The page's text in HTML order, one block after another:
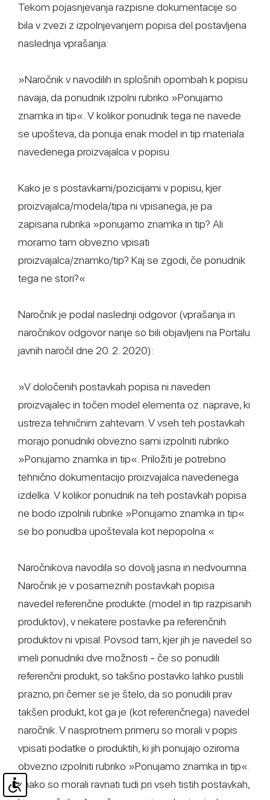
Tekom pojasnjevanja razpisne dokumentacije so
bila v zvezi z izpolnjevanjem popisa del postavljena
naslednja vprašanja:
»Naročnik v navodilih in splošnih opombah k popisu
navaja, da ponudnik izpolni rubriko »Ponujamo
znamka in tip«. V kolikor ponudnik tega ne navede
se upošteva, da ponuja enak model in tip materiala
navedenega proizvajalca v popisu.
Kako je s postavkami/pozicijami v popisu, kjer
proizvajalca/modela/tipa ni vpisanega, je pa
zapisana rubrika »ponujamo znamka in tip? Ali
moramo tam obvezno vpisati
proizvajalca/znamko/tip? Kaj se zgodi, če ponudnik
tega ne stori?«
Naročnik je podal naslednji odgovor (vprašanja in
naročnikov odgovor nanje so bili objavljeni na Portalu
javnih naročil dne 20. 2. 2020):
»V določenih postavkah popisa ni naveden
proizvajalec in točen model elementa oz. naprave, ki
ustreza tehničnim zahtevam. V vseh teh postavkah
morajo ponudniki obvezno sami izpolniti rubriko
»Ponujamo znamka in tip«. Priložiti je potrebno
tehnično dokumentacijo proizvajalca navedenega
izdelka. V kolikor ponudnik na teh postavkah popisa
ne bodo izpolnili rubrike »Ponujamo znamka in tip«
se bo ponudba upoštevala kot nepopolna.«
Naročnikova navodila so dovolj jasna in nedvoumna.
Naročnik je v posameznih postavkah popisa
navedel referenčne produkte (model in tip razpisanih
produktov), v nekatere postavke pa referenčnih
produktov ni vpisal. Povsod tam, kjer jih je navedel so
imeli ponudniki dve možnosti - če so ponudili
referenčni produkt, so takšno postavko lahko pustili
prazno, pri čemer se je štelo, da so ponudili prav
takšen produkt, kot ga je (kot referenčnega) navedel
naročnik. V nasprotnem primeru so morali v popis
vpisati podatke o produktih, ki jih ponujajo oziroma
obvezno izpolniti rubriko »Ponujamo znamka in tip«.
Enako so morali ravnati tudi pri vseh tistih postavkah,